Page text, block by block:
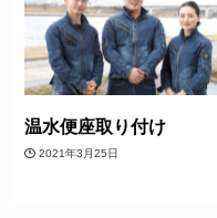
温水便座取り付け
2021年3月25日